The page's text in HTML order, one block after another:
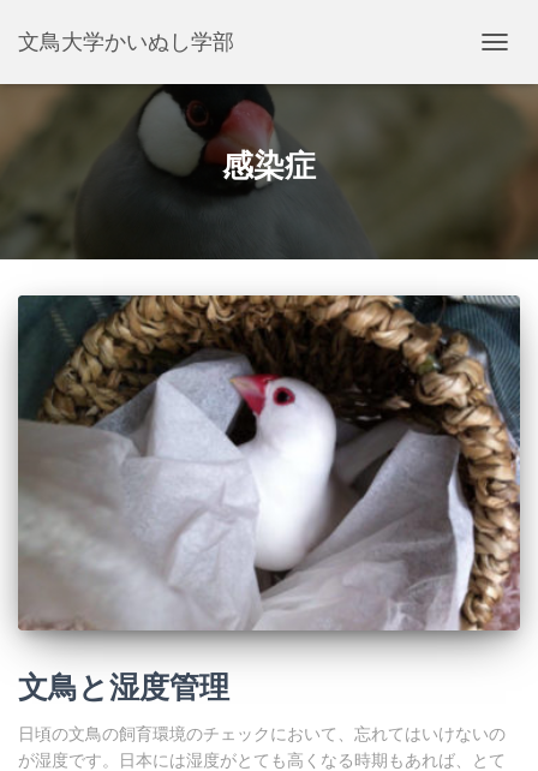
文鳥大学かいぬし学部
ビ
ゲ
え
感染症
文鳥と湿度管理
日頃の文鳥の飼育環境のチェックにおいて、忘れてはいけないの
が湿度です。日本には湿度がとても高くなる時期もあれば、とて